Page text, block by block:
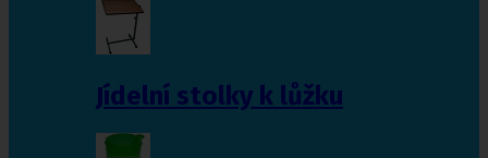
Jídelní stolky k lůžku